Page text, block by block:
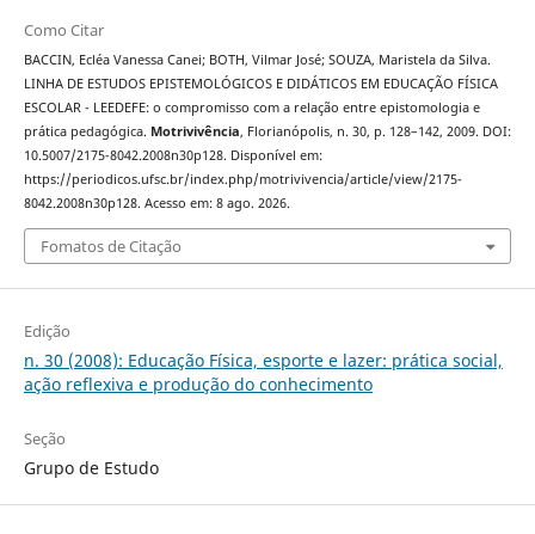
Como Citar
BACCIN, Ecléa Vanessa Canei; BOTH, Vilmar José; SOUZA, Maristela da Silva.
LINHA DE ESTUDOS EPISTEMOLÓGICOS E DIDÁTICOS EM EDUCAÇÃO FÍSICA
ESCOLAR - LEEDEFE: o compromisso com a relação entre epistomologia e
prática pedagógica. Motrivivência, Florianópolis, n. 30, p. 128–142, 2009. DOI:
10.5007/2175-8042.2008n30p128. Disponível em:
https://periodicos.ufsc.br/index.php/motrivivencia/article/view/2175-
8042.2008n30p128. Acesso em: 8 ago. 2026.
Fomatos de Citação
Edição
n. 30 (2008): Educação Física, esporte e lazer: prática social,
ação reflexiva e produção do conhecimento
Seção
Grupo de Estudo